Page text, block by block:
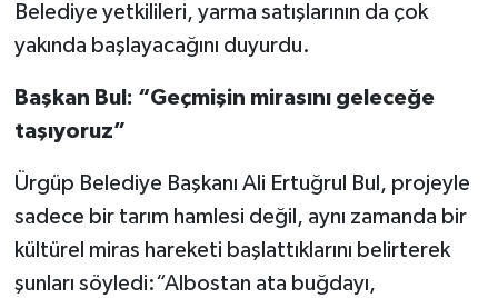
Belediye yetkilileri, yarma satışlarının da çok
yakında başlayacağını duyurdu.
Başkan Bul: “Geçmişin mirasını geleceğe
taşıyoruz”
Ürgüp Belediye Başkanı Ali Ertuğrul Bul, projeyle
sadece bir tarım hamlesi değil, aynı zamanda bir
kültürel miras hareketi başlattıklarını belirterek
şunları söyledi:“Albostan ata buğdayı,